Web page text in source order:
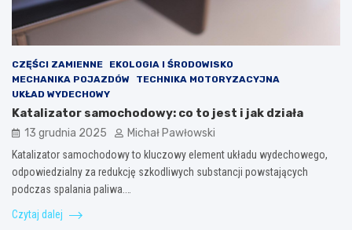
CZĘŚCI ZAMIENNE
EKOLOGIA I ŚRODOWISKO
MECHANIKA POJAZDÓW
TECHNIKA MOTORYZACYJNA
UKŁAD WYDECHOWY
Katalizator samochodowy: co to jest i jak działa
13 grudnia 2025 Michał Pawłowski
Katalizator samochodowy to kluczowy element układu wydechowego,
odpowiedzialny za redukcję szkodliwych substancji powstających
podczas spalania paliwa.…
Czytaj dalej